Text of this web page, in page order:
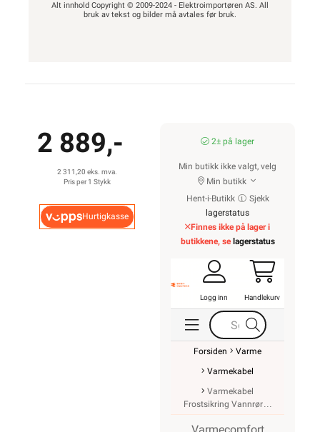
Alt innhold Copyright © 2009-2024 - Elektroimportøren AS. All
bruk av tekst og bilder må avtales før bruk.
2 889,-
2 311,20 eks. mva.
Pris per 1 Stykk
Hurtigkasse
2± på lager
Min butikk ikke valgt, velg
Min butikk
Hent-i-Butikk
Sjekk
lagerstatus
Finnes ikke på lager i
butikkene, se lagerstatus
Logg inn Handlekurv
Forsiden
Varme
Varmekabel
Varmekabel
Frostsikring Vannrør